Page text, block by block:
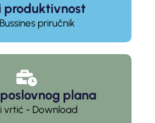
produktivnost
priručnik
plana
vrtić - Download